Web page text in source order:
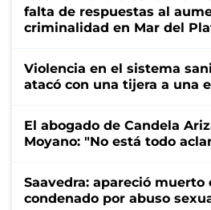
falta de respuestas al
criminalidad en Mar del
Violencia en el sistema
atacó con una tijera a una
El abogado de Candela
Moyano: "No está todo
Saavedra: apareció muerto
condenado por abuso